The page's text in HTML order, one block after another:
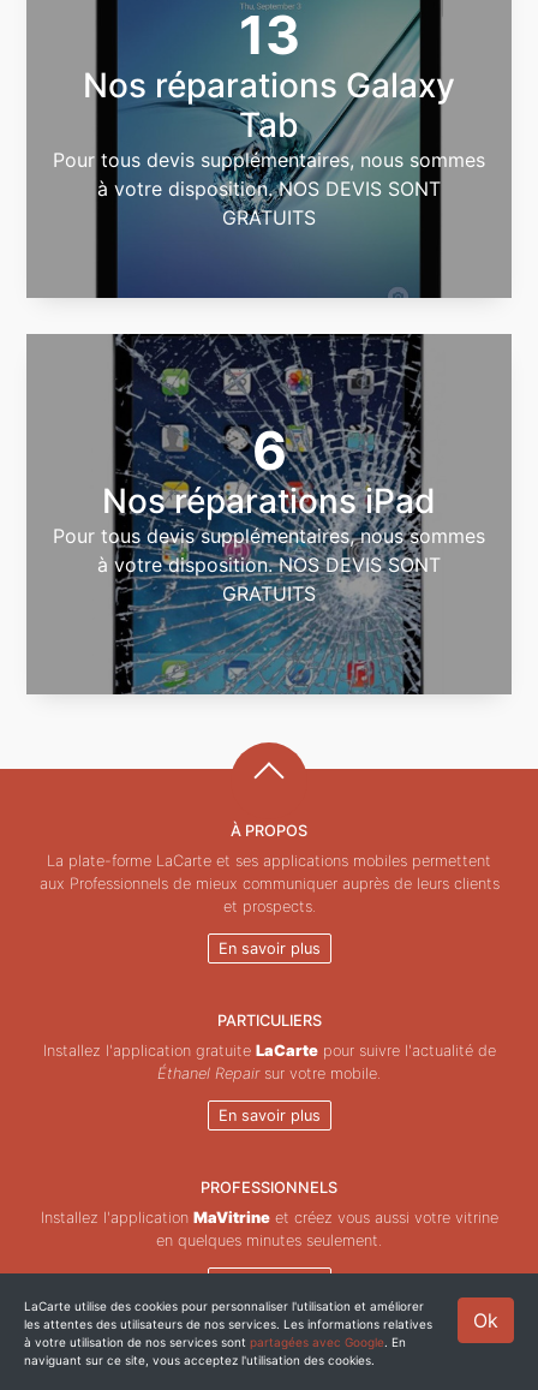
13
Nos réparations Galaxy
Tab
Pour tous devis supplémentaires, nous sommes
à votre disposition. NOS DEVIS SONT
GRATUITS
6
Nos réparations iPad
Pour tous devis supplémentaires, nous sommes
à votre disposition. NOS DEVIS SONT
GRATUITS
À PROPOS
La plate-forme LaCarte et ses applications mobiles permettent
aux Professionnels de mieux communiquer auprès de leurs clients
et prospects.
En savoir plus
PARTICULIERS
Installez l'application gratuite LaCartepour suivre l'actualité de
Éthanel Repairsur votre mobile.
En savoir plus
PROFESSIONNELS
Installez l'application MaVitrineet créez vous aussi votre vitrine
en quelques minutes seulement.
Copyright © ZeMAP 2026 - Tous droits réservés. Ok
LaCarte utilise des cookies pour personnaliser l'utilisation et améliorer
les attentes des utilisateurs de nos services. Les informations relatives
à votre utilisation de nos services sont partagées avec Google . En
naviguant sur ce site, vous acceptez l'utilisation des cookies.